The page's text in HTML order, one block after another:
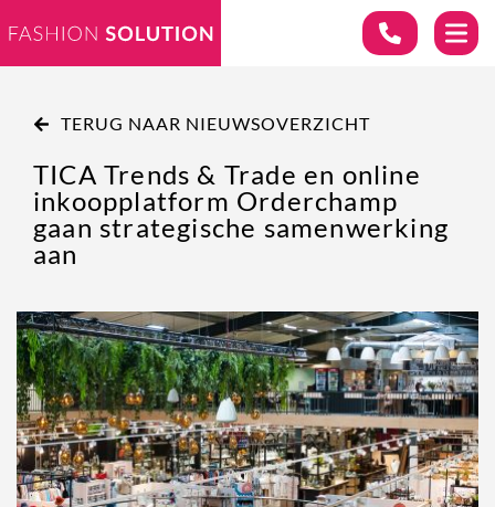
TERUG NAAR NIEUWSOVERZICHT
TICA Trends & Trade en online
inkoopplatform Orderchamp
gaan strategische samenwerking
aan